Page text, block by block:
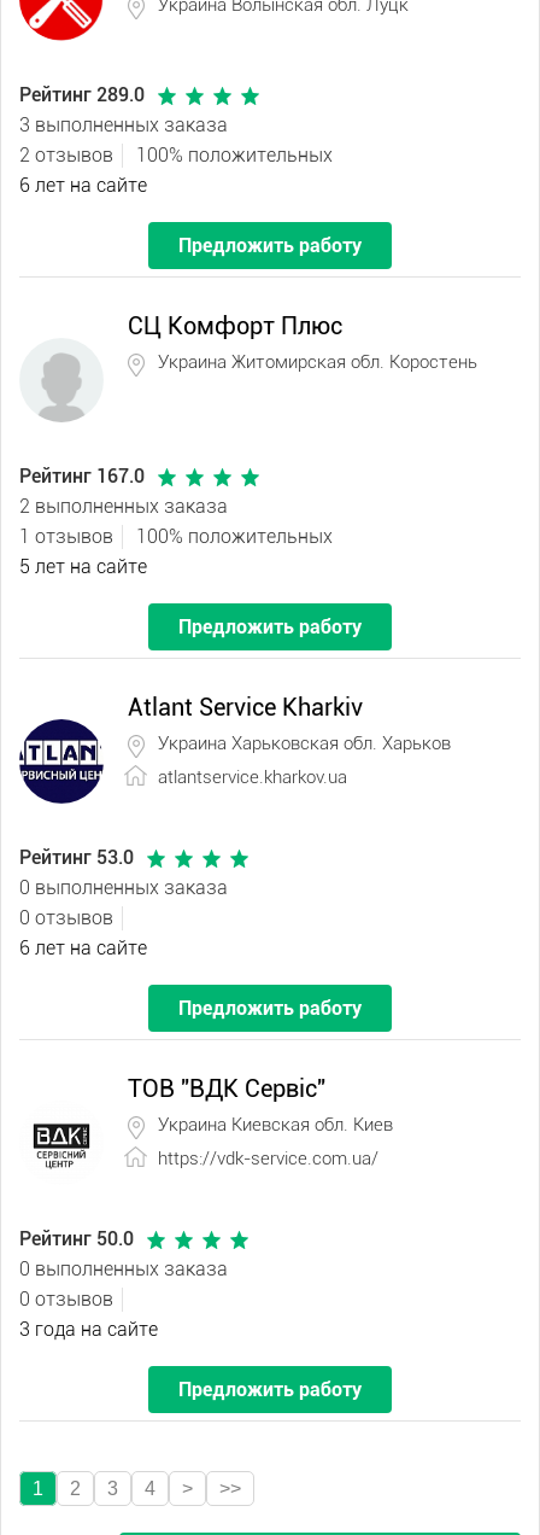
Украина Волынская обл. Луцк
Рейтинг 289.0
3 выполненных заказа
2 отзывов
100% положительных
6 лет на сайте
Предложить работу
СЦ Комфорт Плюс
Украина Житомирская обл. Коростень
Рейтинг 167.0
2 выполненных заказа
1 отзывов
100% положительных
5 лет на сайте
Предложить работу
Atlant Service Kharkiv
Украина Харьковская обл. Харьков
atlantservice.kharkov.ua
Рейтинг 53.0
0 выполненных заказа
0 отзывов
6 лет на сайте
Предложить работу
ТОВ "ВДК Сервіс"
Украина Киевская обл. Киев
https://vdk-service.com.ua/
Рейтинг 50.0
0 выполненных заказа
0 отзывов
3 года на сайте
Предложить работу
1 2 3 4 > >>